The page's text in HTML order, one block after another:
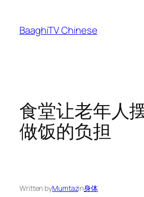
content
BaaghiTV Chinese
食堂让老年人
做饭的负担
Written byMumtazin身体